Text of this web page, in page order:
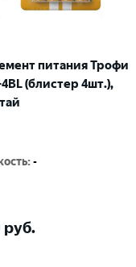
питания Трофи
4BL (блистер 4шт.),
:-
руб.